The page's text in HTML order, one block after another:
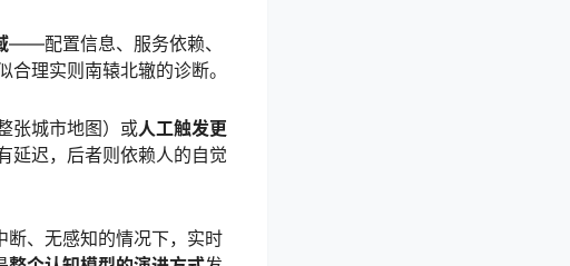
——配置信息、服务依赖、
理实则南辕北辙的诊断。
张城市地图）或人工触发更
延迟，后者则依赖人的自觉
断、无感知的情况下，实时